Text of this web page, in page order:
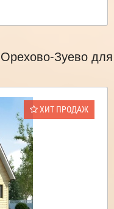
Зуево для
ХИТ ПРОДАЖ